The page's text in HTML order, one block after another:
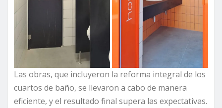
Las obras, que incluyeron la reforma integral de los
cuartos de baño, se llevaron a cabo de manera
eficiente, y el resultado final supera las expectativas.